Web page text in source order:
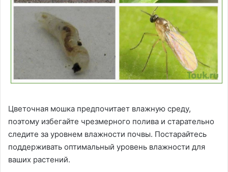
Цветочная мошка предпочитает влажную среду,
поэтому избегайте чрезмерного полива и старательно
следите за уровнем влажности почвы. Постарайтесь
поддерживать оптимальный уровень влажности для
ваших растений.